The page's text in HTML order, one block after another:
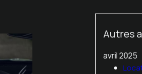
Autres
avril 2025